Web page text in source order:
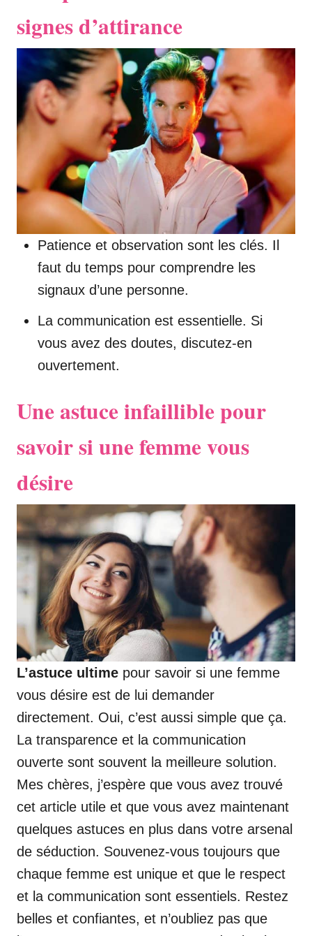
signes d’attirance
Patience et observation sont les clés. Il
faut du temps pour comprendre les
signaux d’une personne.
La communication est essentielle. Si
vous avez des doutes, discutez-en
ouvertement.
Une astuce infaillible pour
savoir si une femme vous
désire
L’astuce ultime pour savoir si une femme
vous désire est de lui demander
directement. Oui, c’est aussi simple que ça.
La transparence et la communication
ouverte sont souvent la meilleure solution.
Mes chères, j’espère que vous avez trouvé
cet article utile et que vous avez maintenant
quelques astuces en plus dans votre arsenal
de séduction. Souvenez-vous toujours que
chaque femme est unique et que le respect
et la communication sont essentiels. Restez
belles et confiantes, et n’oubliez pas que